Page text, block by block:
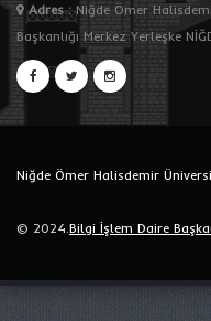
Adres:Niğde Ömer
Başkanlığı Merkez Yerleşke
Niğde Ömer Halisdemir
© 2024.Bilgi İşlem Daire